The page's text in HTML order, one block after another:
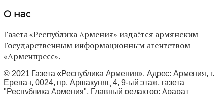
О нас
Газета «Республика Армения» издаётся армянским
Государственным информационным агентством
«Арменпресс».
© 2021 Газета «Республика Армения». Адрес: Армения, г.
Ереван, 0024, пр. Аршакуняц 4, 9-ый этаж, газета
"Республика Армения", Главный редактор: Арарат